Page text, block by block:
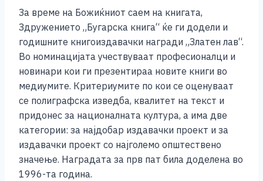
За време на Божиќниот саем на книгата,
Здружението „Бугарска книга“ ќе ги додели и
годишните книгоиздавачки награди „Златен лав“.
Во номинацијата учествуваат професионалци и
новинари кои ги презентираа новите книги во
медиумите. Критериумите по кои се оценуваат
се полиграфска изведба, квалитет на текст и
придонес за националната култура, а има две
категории: за најдобар издавачки проект и за
издавачки проект со најголемо општествено
значење. Наградата за прв пат била доделена во
1996-та година.